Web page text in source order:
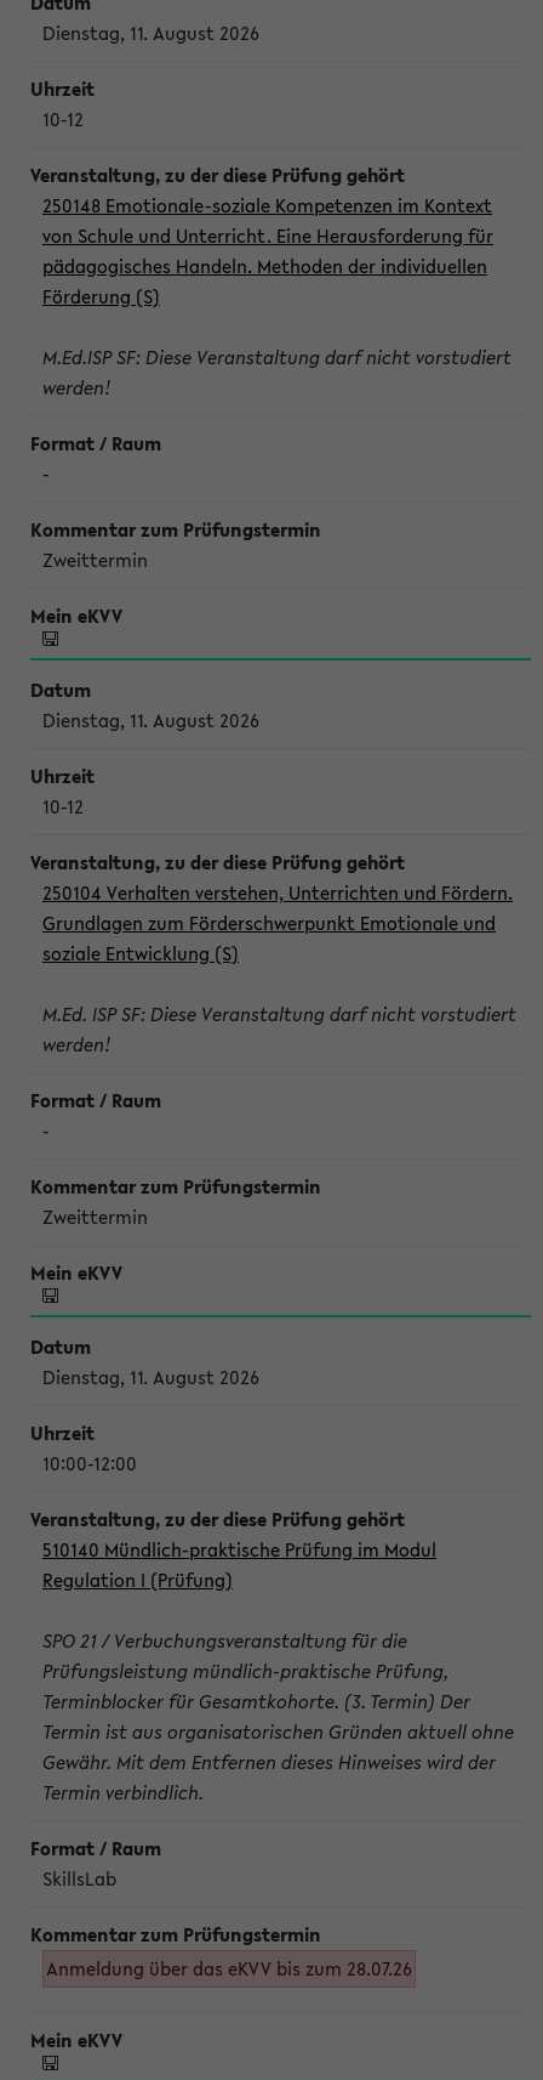
Dienstag, 11. August 2026
10-12
250148 Emotionale-soziale Kompetenzen im Kontext
von Schule und Unterricht. Eine Herausforderung für
pädagogisches Handeln. Methoden der individuellen
Förderung (S)
M.Ed.ISP SF: Diese Veranstaltung darf nicht vorstudiert
werden!
-
Zweittermin
Dienstag, 11. August 2026
10-12
250104 Verhalten verstehen, Unterrichten und Fördern.
Grundlagen zum Förderschwerpunkt Emotionale und
soziale Entwicklung (S)
M.Ed. ISP SF: Diese Veranstaltung darf nicht vorstudiert
werden!
-
Zweittermin
Dienstag, 11. August 2026
10:00-12:00
510140 Mündlich-praktische Prüfung im Modul
Regulation I (Prüfung)
SPO 21 / Verbuchungsveranstaltung für die
Prüfungsleistung mündlich-praktische Prüfung,
Terminblocker für Gesamtkohorte. (3. Termin) Der
Termin ist aus organisatorischen Gründen aktuell ohne
Gewähr. Mit dem Entfernen dieses Hinweises wird der
Termin verbindlich.
SkillsLab
Anmeldung über das eKVV bis zum 28.07.26